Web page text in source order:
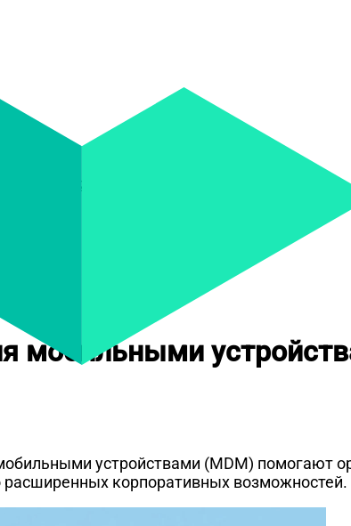
мобильными
устройствами (MDM) помогают
корпоративных возможностей.